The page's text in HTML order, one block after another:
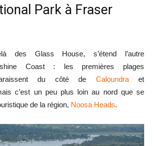
Park à Fraser
des Glass House, s’étend l’autre
Coast : les premières plages
du côté de Caloundraet
c’est un peu plus loin au nord que se
de la région, Noosa Heads.